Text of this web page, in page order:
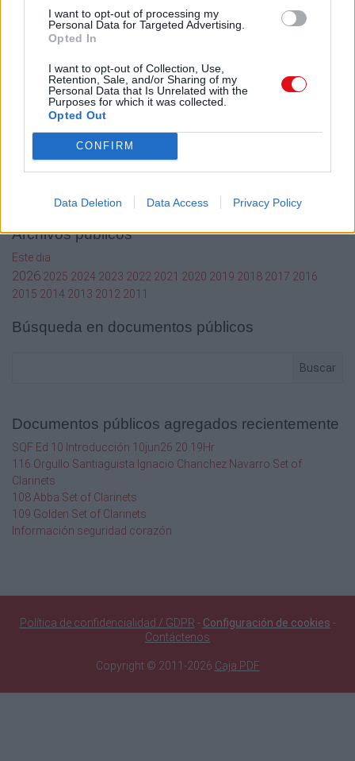
I want to opt-out of processing my
Personal Data for Targeted Advertising.
Opted In
I want to opt-out of Collection, Use,
Retention, Sale, and/or Sharing of my
Personal Data that Is Unrelated with the
Purposes for which it was collected.
Opted Out
CONFIRM
Data Deletion Data Access Privacy Policy
Aviso legal
Términos de Uso del sitio
Contacto
Mi cuenta
Administrador de archivos
Conectar
Crea una cuenta Caja PDF
Contraseña perdida
Archivos públicos
Este dia
2026 2025 2024 2023 2022 2021 2020 2019 2018 2017 2016
2015 2014 2013 2012 2011
Búsqueda en documentos públicos
Buscar
Documentos públicos agregados recientemente
SQF Ed 10 Introducción 10jun26 20.19Hr
116 Orgullo Santiaguista Ignacio Chanchez Navarro Set of
Clarinets
108 Abba Set of Clarinets
109 Golden Set of Clarinets
Información seguridad corazón
Política de confidencialidad / GDPR - Configuración de cookies -
Contáctenos
Copyright © 2011-2026 Caja PDF